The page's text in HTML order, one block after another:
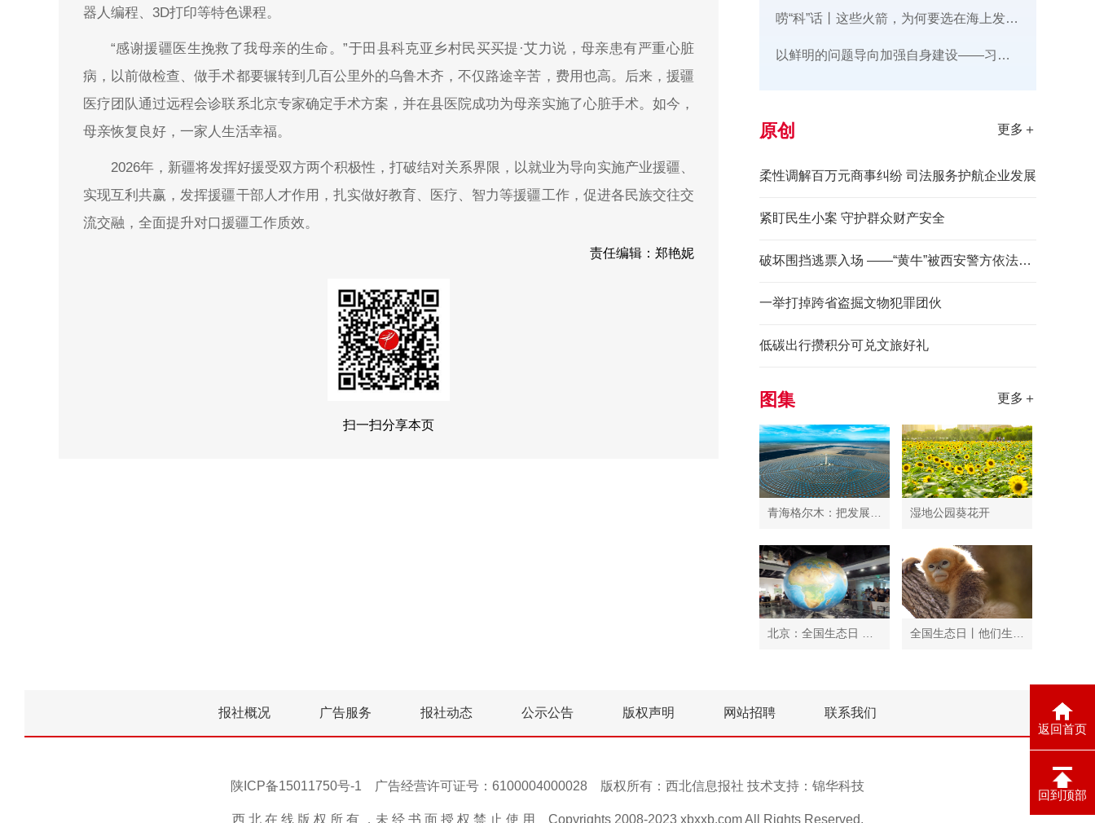
返回首页
回到顶部
器人编程、3D打印等特色课程。
“感谢援疆医生挽救了我母亲的生命。”于田县科克亚乡村民买买提·艾力说，母亲患有严重心脏
病，以前做检查、做手术都要辗转到几百公里外的乌鲁木齐，不仅路途辛苦，费用也高。后来，援疆
医疗团队通过远程会诊联系北京专家确定手术方案，并在县医院成功为母亲实施了心脏手术。如今，
母亲恢复良好，一家人生活幸福。
2026年，新疆将发挥好援受双方两个积极性，打破结对关系界限，以就业为导向实施产业援疆、
实现互利共赢，发挥援疆干部人才作用，扎实做好教育、医疗、智力等援疆工作，促进各民族交往交
流交融，全面提升对口援疆工作质效。
责任编辑：郑艳妮
扫一扫分享本页
唠“科”话丨这些火箭，为何要选在海上发射​？
​以鲜明的问题导向加强自身建设——习近平党建思想理论品格系列述评之三
原创 更多＋
柔性调解百万元商事纠纷 司法服务护航企业发展
紧盯民生小案 守护群众财产安全
破坏围挡逃票入场 ——“黄牛”被西安警方依法拘留
一举打掉跨省盗掘文物犯罪团伙
低碳出行攒积分可兑文旅好礼
图集 更多＋
湿地公园葵花开
报社概况 广告服务 报社动态 公示公告 版权声明 网站招聘 联系我们
陕ICP备15011750号-1 广告经营许可证号：6100004000028 版权所有：西北信息报社 技术支持： 锦华科技
西 北 在 线 版 权 所 有 ，未 经 书 面 授 权 禁 止 使 用 Copyrights 2008-2023 xbxxb.com All Rights Reserved.